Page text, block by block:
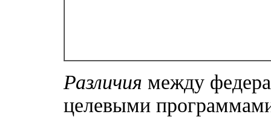
Различия между
целевыми